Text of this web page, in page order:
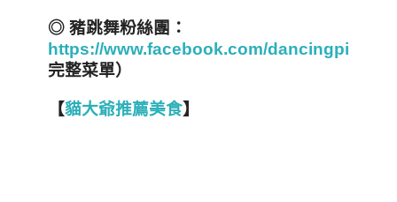
◎ 豬跳舞粉絲團：
https://www.facebook.com/dancingpigpig
完整菜單）
【貓大爺推薦美食】